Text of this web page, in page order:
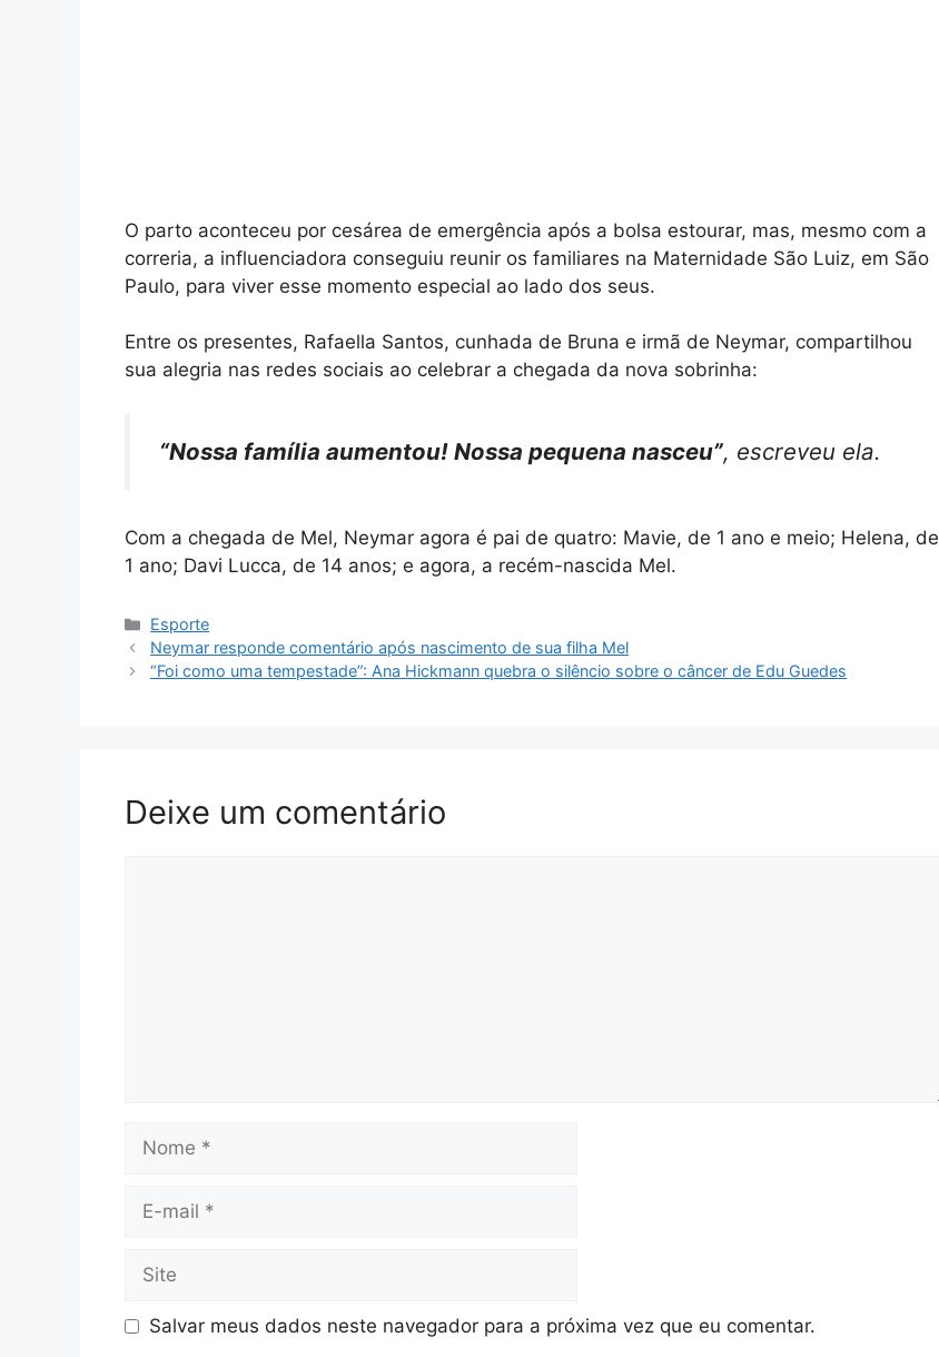
O parto aconteceu por cesárea de emergência após a bolsa estourar, mas, mesmo com a
correria, a influenciadora conseguiu reunir os familiares na Maternidade São Luiz, em São
Paulo, para viver esse momento especial ao lado dos seus.
Entre os presentes, Rafaella Santos, cunhada de Bruna e irmã de Neymar, compartilhou
sua alegria nas redes sociais ao celebrar a chegada da nova sobrinha:
“Nossa família aumentou! Nossa pequena nasceu”, escreveu ela.
Com a chegada de Mel, Neymar agora é pai de quatro: Mavie, de 1 ano e meio; Helena, de
1 ano; Davi Lucca, de 14 anos; e agora, a recém-nascida Mel.
Categorias
Esporte
Neymar responde comentário após nascimento de sua filha Mel
“Foi como uma tempestade”: Ana Hickmann quebra o silêncio sobre o câncer de Edu Guedes
Deixe um comentário
Nome
Site
Salvar meus dados neste navegador para a próxima vez que eu comentar.